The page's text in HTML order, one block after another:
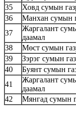
35
Ховд сумын
36
Манхан сумын
37
Жаргалант
даамал
38
Мөст сумын
39
Зэрэг сумын
40
Буянт сумын
41
Жаргалант
даамал
42
Мянгад сумын